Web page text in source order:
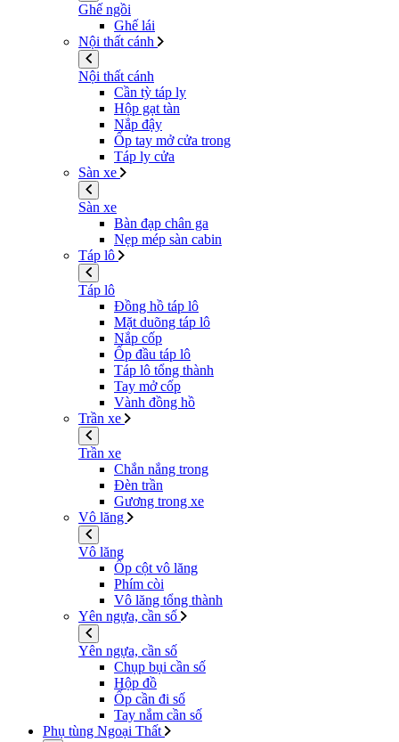
Ghế ngồi
Ghế lái
Nội thất cánh
Nội thất cánh
Cần tỳ táp ly
Hộp gạt tàn
Nắp đậy
Ốp tay mở cửa trong
Táp ly cửa
Sàn xe
Sàn xe
Bàn đạp chân ga
Nẹp mép sàn cabin
Táp lô
Táp lô
Đồng hồ táp lô
Mặt duõng táp lô
Nắp cốp
Ốp đầu táp lô
Táp lô tổng thành
Tay mở cốp
Vành đồng hồ
Trần xe
Trần xe
Chắn nắng trong
Đèn trần
Gương trong xe
Vô lăng
Vô lăng
Ốp cột vô lăng
Phím còi
Vô lăng tổng thành
Yên ngựa, cần số
Yên ngựa, cần số
Chụp bụi cần số
Hộp đồ
Ốp cần đi số
Tay nắm cần số
Phụ tùng Ngoại Thất